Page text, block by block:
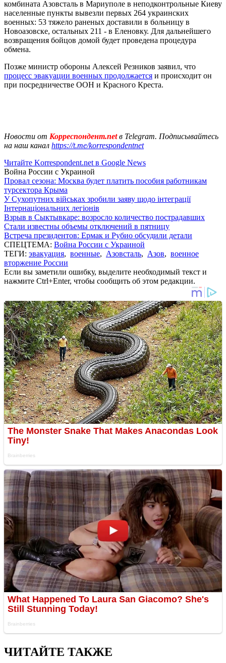
комбината Азовсталь в Мариуполе в неподконтрольные Киеву
населенные пункты вывезли первых 264 украинских
военных: 53 тяжело раненых доставили в больницу в
Новоазовске, остальных 211 - в Еленовку. Для дальнейшего
возвращения бойцов домой будет проведена процедура
обмена.
Позже министр обороны Алексей Резников заявил, что
процесс эвакуации военных продолжается и происходит он
при посредничестве ООН и Красного Креста.
Новости от Корреспондент.netв Telegram. Подписывайтесь
на наш канал https://t.me/korrespondentnet
Читайте Korrespondent.net в Google News
Война России с Украиной
Провал сезона: Москва будет платить пособия работникам
турсектора Крыма
У Сухопутних військах зробили заяву щодо інтеграції
Інтернаціональних легіонів
Взрыв в Сыктывкаре: возросло количество пострадавших
Стали известны объемы отключений в пятницу
Встреча президентов: Ермак и Рубио обсудили детали
СПЕЦТЕМА: Война России с Украиной
ТЕГИ: эвакуация, военные, Азовсталь, Азов, военное
вторжение России
Если вы заметили ошибку, выделите необходимый текст и
нажмите Ctrl+Enter, чтобы сообщить об этом редакции.
ЧИТАЙТЕ ТАКЖЕ